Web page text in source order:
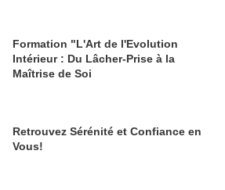
Formation "L'Art de l'Evolution
Intérieur : Du Lâcher-Prise à la
Maîtrise de Soi
Retrouvez Sérénité et Confiance en
Vous!